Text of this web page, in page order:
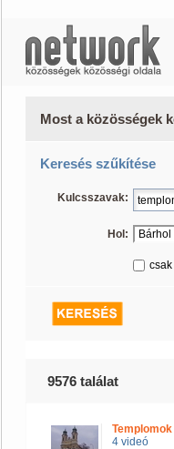
Most a közösségek
Keresés szűkítése
Kulcsszavak:
Hol:
9576 találat
Templomok
4 videó